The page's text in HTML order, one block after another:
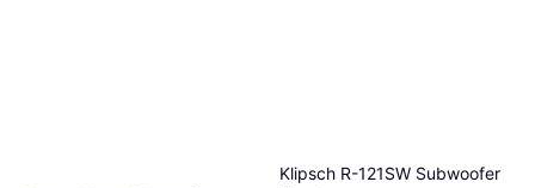
Klipsch R-121SW Subwoofer